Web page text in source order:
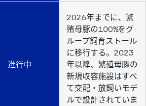
進行中
2026年までに、繁
殖母豚の100%をグ
ループ飼育ストール
に移行する。2023
年以降、繁殖母豚の
新規収容施設はすべ
て交配・放飼いモデ
ルで設計されていま